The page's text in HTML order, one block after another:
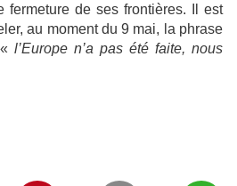
fermeture de ses frontières. Il est
au moment du 9 mai, la phrase
l’Europe n’a pas été faite, nous